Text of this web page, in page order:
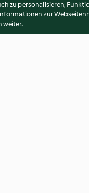
zu personalisieren,
zur
weiter.